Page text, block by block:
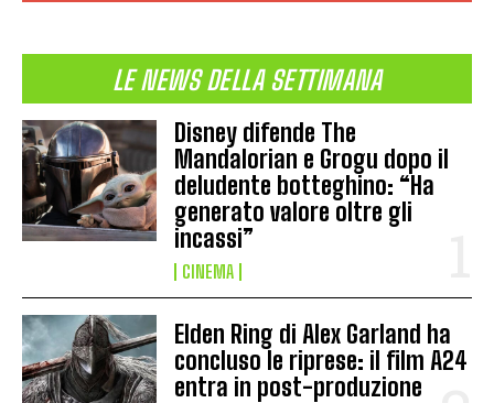
LE NEWS DELLA SETTIMANA
Disney difende The
Mandalorian e Grogu dopo il
deludente botteghino: “Ha
generato valore oltre gli
incassi”
CINEMA
Elden Ring di Alex Garland ha
concluso le riprese: il film A24
entra in post-produzione